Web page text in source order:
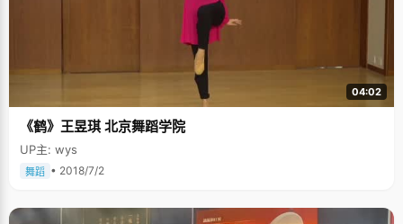
04:02
《鹤》王昱琪 北京舞蹈学院
UP主: wys
舞蹈 • 2018/7/2